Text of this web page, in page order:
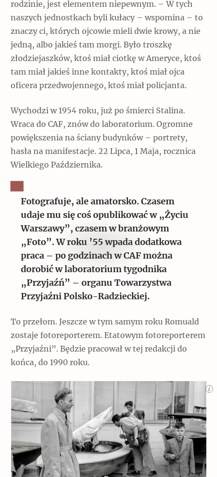
rodzinie, jest elementem niepewnym. – W tych
naszych jednostkach byli kułacy – wspomina – to
znaczy ci, których ojcowie mieli dwie krowy, a nie
jedną, albo jakieś tam morgi. Było troszkę
złodziejaszków, ktoś miał ciotkę w Ameryce, ktoś
tam miał jakieś inne kontakty, ktoś miał ojca
oficera przedwojennego, ktoś miał policjanta.
Wychodzi w 1954 roku, już po śmierci Stalina.
Wraca do CAF, znów do laboratorium. Ogromne
powiększenia na ściany budynków – portrety,
hasła na manifestacje. 22 Lipca, 1 Maja, rocznica
Wielkiego Października.
Fotografuje, ale amatorsko. Czasem
udaje mu się coś opublikować w „Życiu
Warszawy”, czasem w branżowym
„Foto”. W roku ’55 wpada dodatkowa
praca – po godzinach w CAF można
dorobić w laboratorium tygodnika
„Przyjaźń” – organu Towarzystwa
Przyjaźni Polsko-Radzieckiej.
To przełom. Jeszcze w tym samym roku Romuald
zostaje fotoreporterem. Etatowym fotoreporterem
„Przyjaźni”. Będzie pracował w tej redakcji do
końca, do 1990 roku.